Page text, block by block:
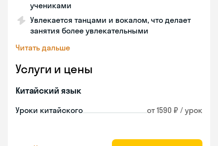
учениками
Увлекается танцами и вокалом, что делает
занятия более увлекательными
Читать дальше
Услуги и цены
Китайский язык
Уроки китайского от 1590 ₽ / урок